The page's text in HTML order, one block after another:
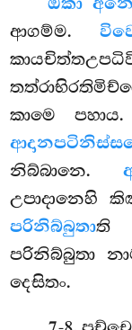
ආගම්ම.
කාමෙ
නිබ්බානෙ.
උපාදානෙහි
පරිනිබ්බුතාති
පරිනිබ්බුතා
දෙසිතං.